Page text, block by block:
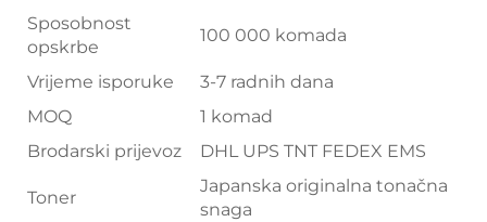
Sposobnost
opskrbe
100 000 komada
Vrijeme isporuke
3-7 radnih dana
MOQ
1 komad
Brodarski prijevoz
DHL UPS TNT FEDEX EMS
Toner
Japanska originalna tonačna
snaga